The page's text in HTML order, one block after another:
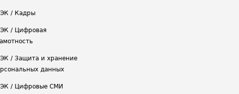
/ Кадры
/ Цифровая
/ Защита и хранение
данных
/ Цифровые СМИ